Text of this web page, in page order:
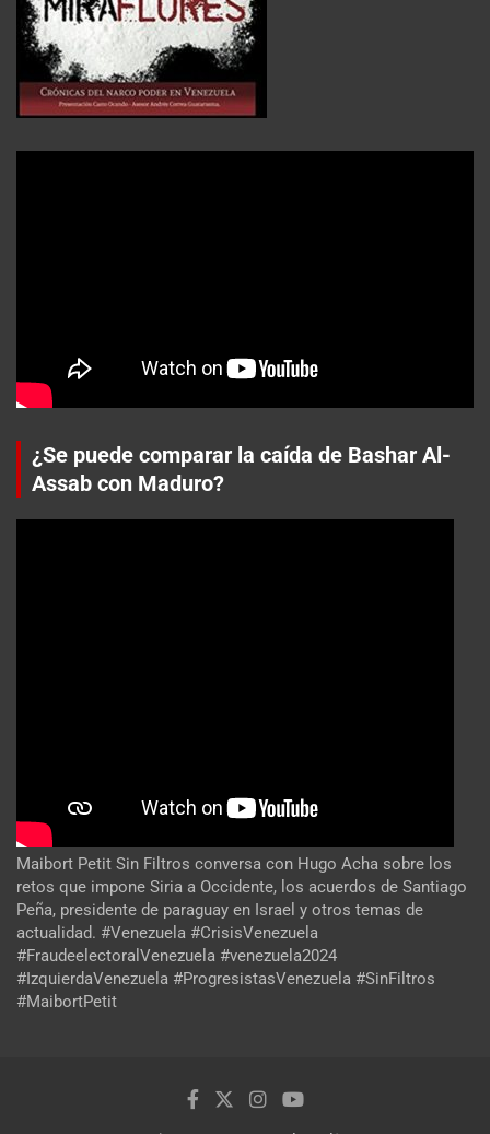
¿Se puede comparar la caída de Bashar Al-
Assab con Maduro?
Maibort Petit Sin Filtros conversa con Hugo Acha sobre los
retos que impone Siria a Occidente, los acuerdos de Santiago
Peña, presidente de paraguay en Israel y otros temas de
actualidad. #Venezuela #CrisisVenezuela
#FraudeelectoralVenezuela #venezuela2024
#IzquierdaVenezuela #ProgresistasVenezuela #SinFiltros
#MaibortPetit